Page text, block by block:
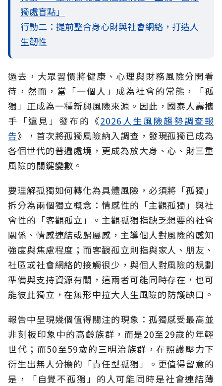
獨處盲點」
行動二：提前整合身心財與社會網絡，打造人
生韌性
過去，大眾習慣將健康、心理與財務風險分開看
待，然而，當「一個人」成為社會的常態，「孤
獨」正成為一種新興風險來源。因此，國泰人壽攜
手「遠見」發布的《2026人生風險趨勢調查報
告》，首次將孤獨風險納入調查，發現孤獨已成為
各個世代的普遍處境，更成為放大身、心、財三重
風險的關鍵變數。
要理解孤獨如何轉化為具體風險，必須將「孤獨」
拆分為兩個獨立概念：情感性的「主觀孤獨」與社
會性的「客觀孤立」。主觀孤獨指缺乏想要的社會
關係、情感連結或歸屬感，主導個人對風險的感知
強度與焦慮程度；而客觀孤立則指與家人、朋友、
社區或社會網絡的接觸很少，與個人對風險的規劃
準備與支持資源有關，這兩者可能同時存在，也可
能彼此獨立，在無形中拉大人生風險的防護缺口。
報告中呈現幾個值得關注的現象：孤獨感受最高並
非刻板印象中的高齡族群，而是20至29歲的年輕
世代；而50至59歲的三明治族群，在照護壓力下
衍生出無人分擔的「責任型孤獨」。更值得留意的
是，「自覺不孤獨」的人可能同時是社會連結薄